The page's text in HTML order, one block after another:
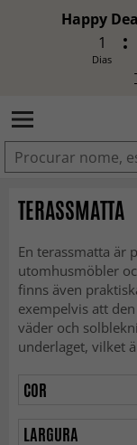
Happy
1
Dias
TERASSMATTA
En terassmatta är
utomhusmöbler
finns även
exempelvis att
väder och
underlaget, vilket
COR
LARGURA